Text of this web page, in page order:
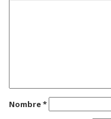
Nombre*